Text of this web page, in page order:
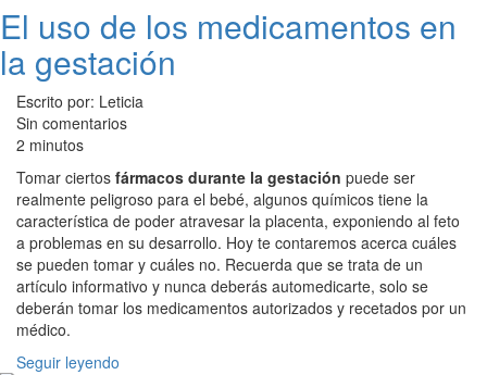
El uso de los medicamentos en
la gestación
Escrito por: Leticia
Sin comentarios
2 minutos
Tomar ciertos fármacos durante la gestación puede ser
realmente peligroso para el bebé, algunos químicos tiene la
característica de poder atravesar la placenta, exponiendo al feto
a problemas en su desarrollo. Hoy te contaremos acerca cuáles
se pueden tomar y cuáles no. Recuerda que se trata de un
artículo informativo y nunca deberás automedicarte, solo se
deberán tomar los medicamentos autorizados y recetados por un
médico.
Seguir leyendo